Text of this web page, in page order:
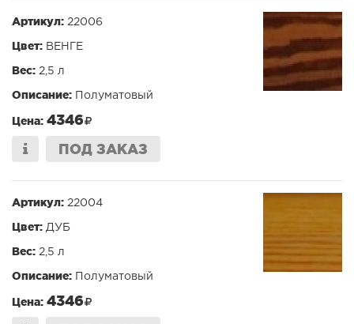
Артикул: 22006
Цвет: ВЕНГЕ
Вес: 2,5 л
Описание: Полуматовый
Цена: 4346
ПОД ЗАКАЗ
Артикул: 22004
Цвет: ДУБ
Вес: 2,5 л
Описание: Полуматовый
Цена: 4346